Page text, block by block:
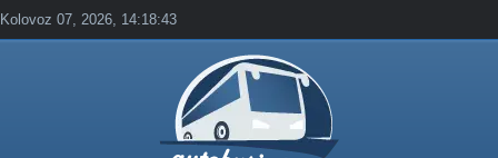
Kolovoz 07, 2026, 14:18:43